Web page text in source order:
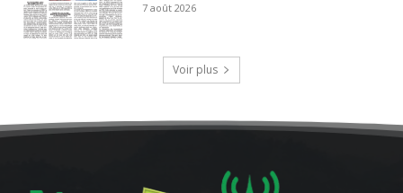
7 août 2026
Voir plus